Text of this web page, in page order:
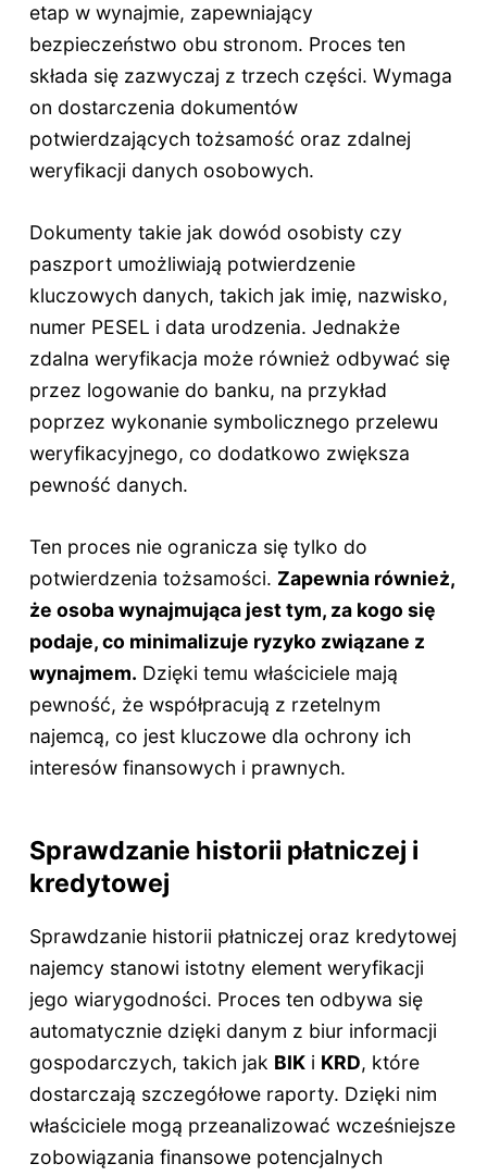
etap w wynajmie, zapewniający
bezpieczeństwo obu stronom. Proces ten
składa się zazwyczaj z trzech części. Wymaga
on dostarczenia dokumentów
potwierdzających tożsamość oraz zdalnej
weryfikacji danych osobowych.
Dokumenty takie jak dowód osobisty czy
paszport umożliwiają potwierdzenie
kluczowych danych, takich jak imię, nazwisko,
numer PESEL i data urodzenia. Jednakże
zdalna weryfikacja może również odbywać się
przez logowanie do banku, na przykład
poprzez wykonanie symbolicznego przelewu
weryfikacyjnego, co dodatkowo zwiększa
pewność danych.
Ten proces nie ogranicza się tylko do
potwierdzenia tożsamości. Zapewnia również,
że osoba wynajmująca jest tym, za kogo się
podaje, co minimalizuje ryzyko związane z
wynajmem. Dzięki temu właściciele mają
pewność, że współpracują z rzetelnym
najemcą, co jest kluczowe dla ochrony ich
interesów finansowych i prawnych.
Sprawdzanie historii płatniczej i
kredytowej
Sprawdzanie historii płatniczej oraz kredytowej
najemcy stanowi istotny element weryfikacji
jego wiarygodności. Proces ten odbywa się
automatycznie dzięki danym z biur informacji
gospodarczych, takich jak BIKi KRD, które
dostarczają szczegółowe raporty. Dzięki nim
właściciele mogą przeanalizować wcześniejsze
zobowiązania finansowe potencjalnych